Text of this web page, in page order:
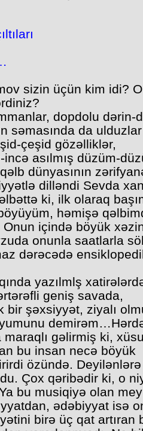
sizin üçün kim idi?
dopdolu dərin-
səmasında da
çeşid gözəlliklər,
asılmış düzüm-
dünyasının
dilləndi Sevda
ki, ilk olaraq
həmişə
Onun içində böyük
onunla saatlarla
dərəcədə
yazılmlş
geniş savada,
bir şəxsiyyət, ziyalı
maraqlı gəlirmiş ki,
bu insan necə böyük
özündə.
Çox qəribədir ki, o
bu musiqiyə olan
ədəbiyyat isə
birə üç qat artıran